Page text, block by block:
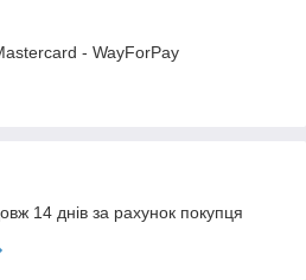
- WayForPay
14 днів за рахунок покупця